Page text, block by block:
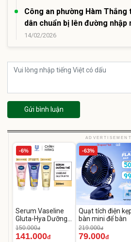
Công an phường Hàm
dân chuẩn bị lên đường nhập
14/02/2026
Gửi bình luận
ADVERTISEMENT
-6%
Serum Vaseline
Gluta-Hya Dưỡng
Da Sáng Mịn Sau 7
Ngày
150.000đ
141.000đ
-63%
Quạt tích điện
bàn mini để bàn
219.000đ
79.000đ